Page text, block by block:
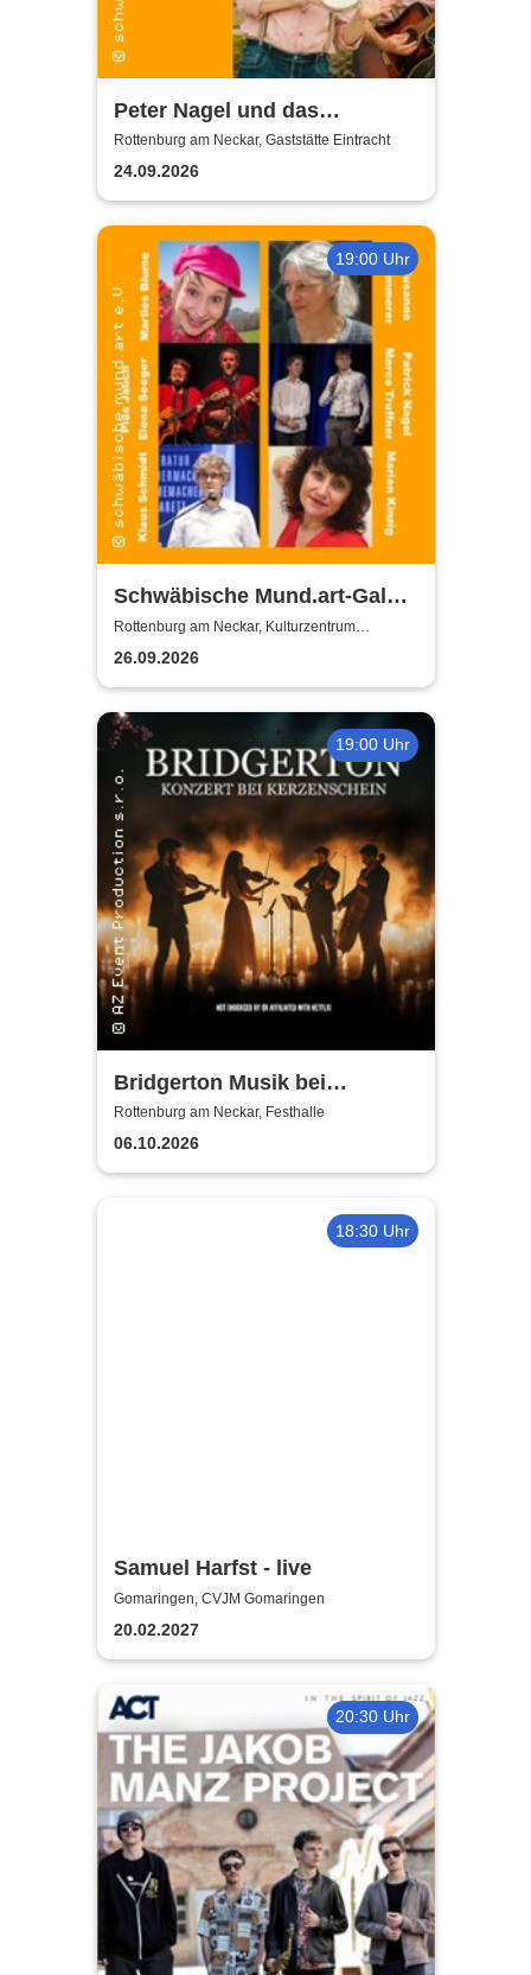
Peter Nagel und das
MundArt-Brettle | Gaststätte
Eintracht
Rottenburg am Neckar, Gaststätte Eintracht
24.09.2026
19:00 Uhr
Schwäbische Mund.art-Gala -
Blaupreisträger*innen von
2002 bis 2025
Rottenburg am Neckar, Kulturzentrum
Zehntscheuer
26.09.2026
19:00 Uhr
Bridgerton Musik bei
Kerzenschein
Rottenburg am Neckar, Festhalle
06.10.2026
18:30 Uhr
Samuel Harfst - live
Gomaringen, CVJM Gomaringen
20.02.2027
20:30 Uhr